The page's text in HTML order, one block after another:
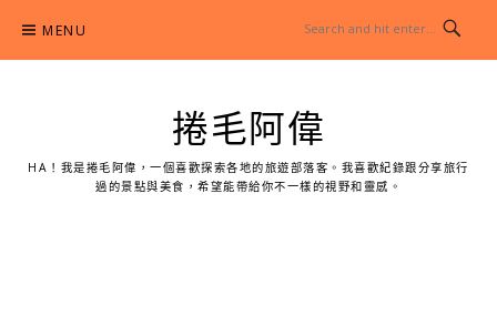
content
MENU
捲毛阿偉
HA！我是捲毛阿偉，一個喜歡探索各地的旅遊部落客。我喜歡紀錄跟分享旅行
過的景點與美食，希望能帶給你不一樣的視野和靈感。